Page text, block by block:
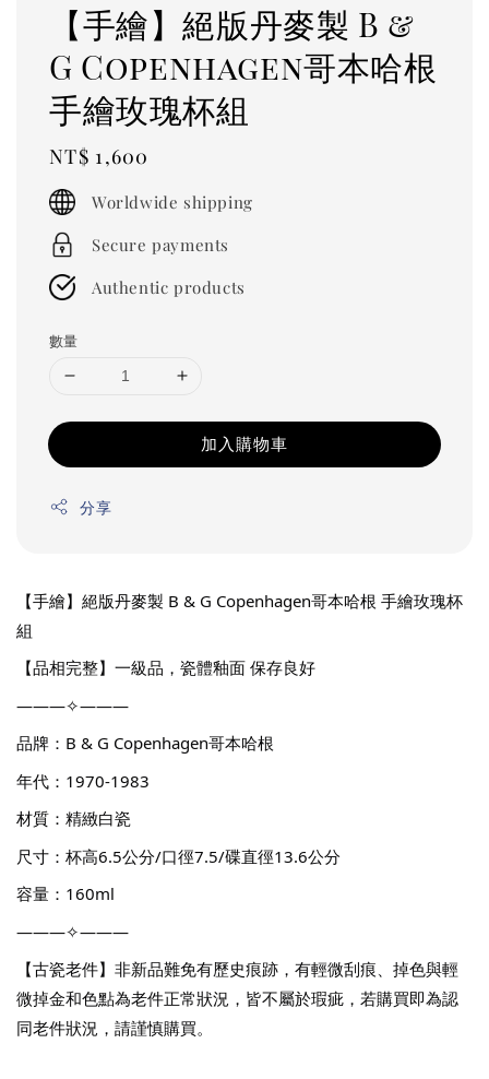
【手繪】絕版丹麥製 B &
G Copenhagen哥本哈根
手繪玫瑰杯組
Regular
price
NT$ 1,600
Worldwide shipping
Secure payments
Authentic products
數量
加入購物車
分享
【手繪】絕版丹麥製 B & G Copenhagen哥本哈根 手繪玫瑰杯
組
【品相完整】一級品，瓷體釉面 保存良好
———✧———
品牌：B & G Copenhagen哥本哈根
年代：1970-1983
材質：精緻白瓷
尺寸：杯高6.5公分/口徑7.5/碟直徑13.6公分
容量：160ml
———✧———
【古瓷老件】非新品難免有歷史痕跡，有輕微刮痕、掉色與輕
微掉金和色點為老件正常狀況，皆不屬於瑕疵，若購買即為認
同老件狀況，請謹慎購買。